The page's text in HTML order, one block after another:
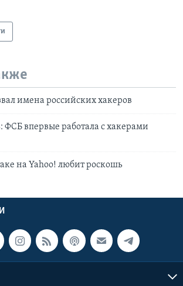
имена российских хакеров
ФСБ впервые работала с хакерами
на Yahoo! любит роскошь